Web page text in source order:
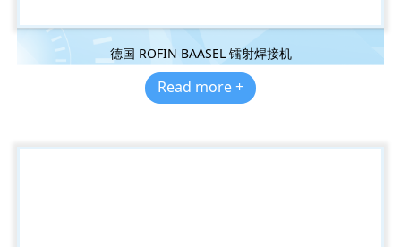
德国 ROFIN BAASEL 镭射焊接机
Read more +